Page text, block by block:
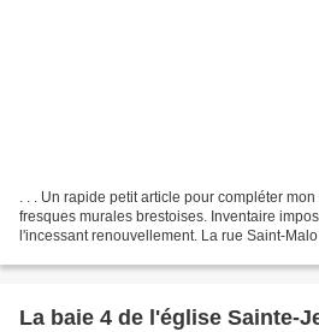
. . . Un rapide petit article pour compléter
fresques murales brestoises. Inventaire
l'incessant renouvellement. La rue Saint-
Malo_(Brest)...
La baie 4 de l'église Sainte-